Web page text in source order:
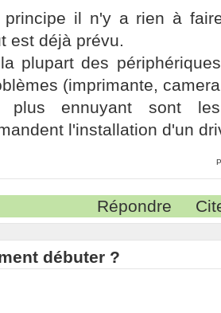
principe il n'y a rien à
est déjà prévu.
plupart des
(imprimante,
plus ennuyant sont
l'installation d'un
Répondre
débuter ?